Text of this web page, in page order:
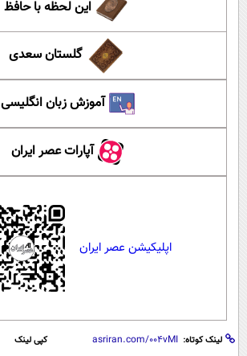
این لحظه با حافظ
گلستان سعدی
آموزش زبان انگلیسی
آپارات عصر ایران
اپلیکیشن عصر ایران
لینک کوتاه: کپی لینک